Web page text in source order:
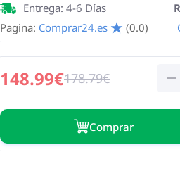
Entrega: 4-6 Días
Pagina: Comprar24.es (0.0)
148.99€178.79€
Сomprar